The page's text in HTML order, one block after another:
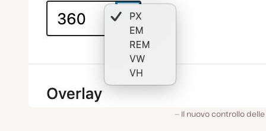
Il nuovo controllo